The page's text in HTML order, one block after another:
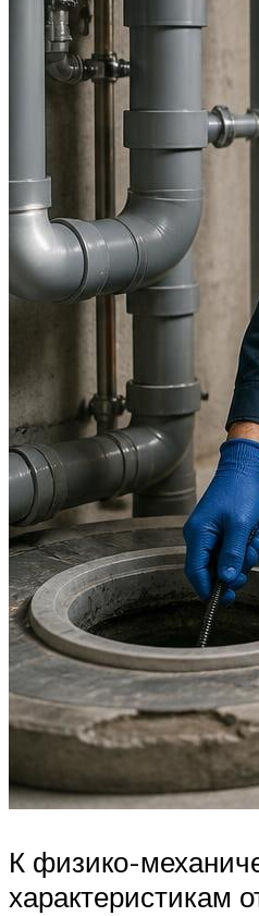
К физико-
характеристикам